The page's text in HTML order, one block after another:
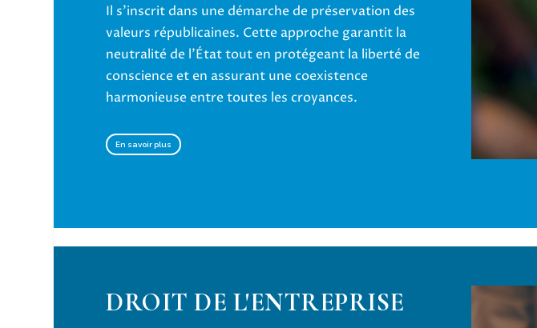
Il s’inscrit dans une démarche de préservation des
valeurs républicaines. Cette approche garantit la
neutralité de l’État tout en protégeant la liberté de
conscience et en assurant une coexistence
harmonieuse entre toutes les croyances.
En savoir plus
DROIT DE L'ENTREPRISE